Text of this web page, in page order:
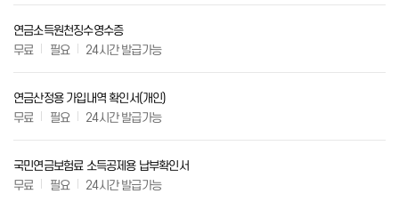
연금소득원천징수영수증
무료
필요 24시간 발급가능
연금산정용 가입내역 확인서(개인)
무료
필요 24시간 발급가능
국민연금보험료 소득공제용 납부확인서
무료
필요 24시간 발급가능